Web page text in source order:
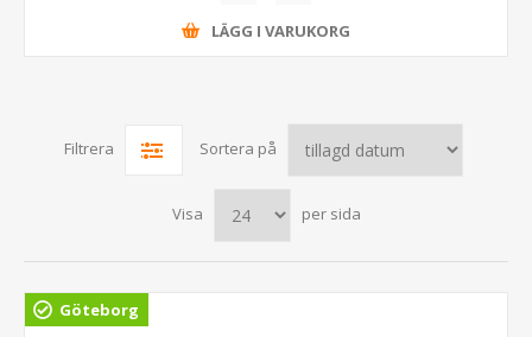
LÄGG I VARUKORG
Filtrera Sortera på
Visa per sida
Göteborg